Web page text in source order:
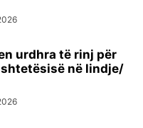
urdhra të rinj për
në lindje/